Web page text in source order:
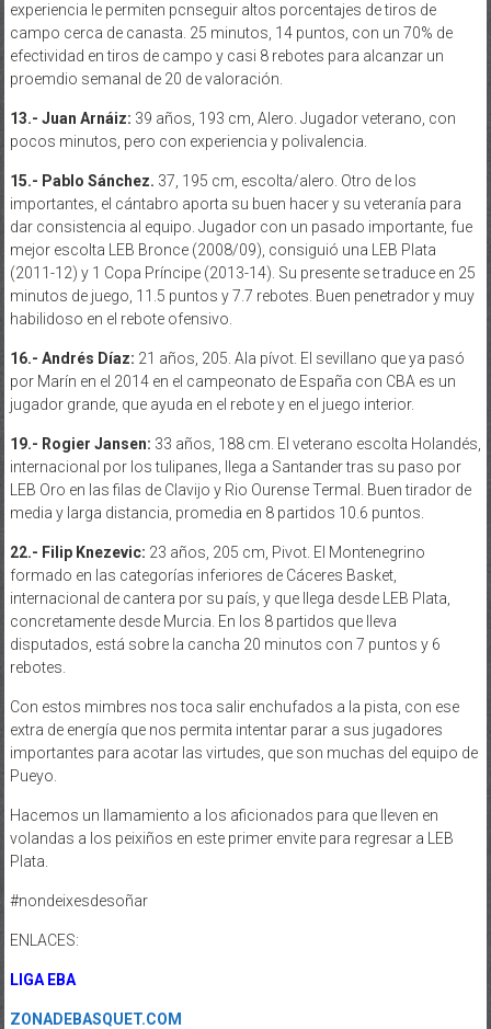
experiencia le permiten pcnseguir altos porcentajes de tiros de
campo cerca de canasta. 25 minutos, 14 puntos, con un 70% de
efectividad en tiros de campo y casi 8 rebotes para alcanzar un
proemdio semanal de 20 de valoración.
13.- Juan Arnáiz: 39 años, 193 cm, Alero. Jugador veterano, con
pocos minutos, pero con experiencia y polivalencia.
15.- Pablo Sánchez. 37, 195 cm, escolta/alero. Otro de los
importantes, el cántabro aporta su buen hacer y su veteranía para
dar consistencia al equipo. Jugador con un pasado importante, fue
mejor escolta LEB Bronce (2008/09), consiguió una LEB Plata
(2011-12) y 1 Copa Príncipe (2013-14). Su presente se traduce en 25
minutos de juego, 11.5 puntos y 7.7 rebotes. Buen penetrador y muy
habilidoso en el rebote ofensivo.
16.- Andrés Díaz: 21 años, 205. Ala pívot. El sevillano que ya pasó
por Marín en el 2014 en el campeonato de España con CBA es un
jugador grande, que ayuda en el rebote y en el juego interior.
19.- Rogier Jansen: 33 años, 188 cm. El veterano escolta Holandés,
internacional por los tulipanes, llega a Santander tras su paso por
LEB Oro en las filas de Clavijo y Rio Ourense Termal. Buen tirador de
media y larga distancia, promedia en 8 partidos 10.6 puntos.
22.- Filip Knezevic: 23 años, 205 cm, Pivot. El Montenegrino
formado en las categorías inferiores de Cáceres Basket,
internacional de cantera por su país, y que llega desde LEB Plata,
concretamente desde Murcia. En los 8 partidos que lleva
disputados, está sobre la cancha 20 minutos con 7 puntos y 6
rebotes.
Con estos mimbres nos toca salir enchufados a la pista, con ese
extra de energía que nos permita intentar parar a sus jugadores
importantes para acotar las virtudes, que son muchas del equipo de
Pueyo.
Hacemos un llamamiento a los aficionados para que lleven en
volandas a los peixiños en este primer envite para regresar a LEB
Plata.
#nondeixesdesoñar
ENLACES:
LIGA EBA
ZONADEBASQUET.COM